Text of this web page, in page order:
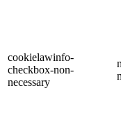
cookielawinfo-
checkbox-non-
necessary